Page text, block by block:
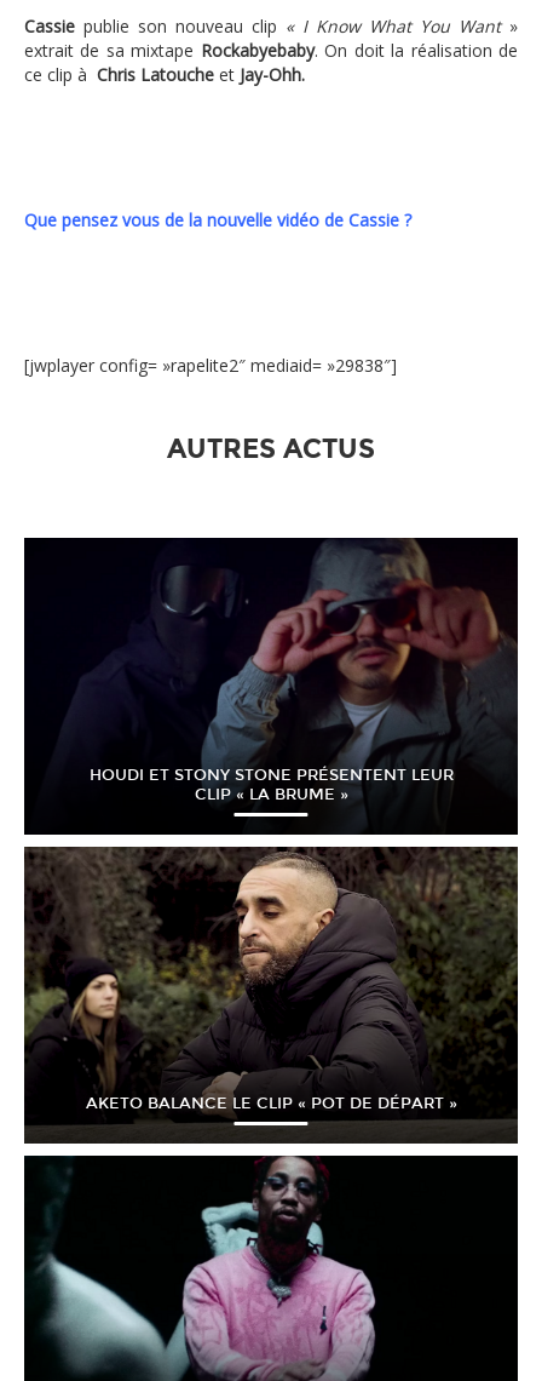
Cassie publie son nouveau clip « I Know What You Want»
extrait de sa mixtape Rockabyebaby. On doit la réalisation de
ce clip à Chris Latouche et Jay-Ohh.
Que pensez vous de la nouvelle vidéo de Cassie ?
[jwplayer config= »rapelite2″ mediaid= »29838″]
AUTRES ACTUS
HOUDI ET STONY STONE PRÉSENTENT LEUR
CLIP « LA BRUME »
AKETO BALANCE LE CLIP « POT DE DÉPART »